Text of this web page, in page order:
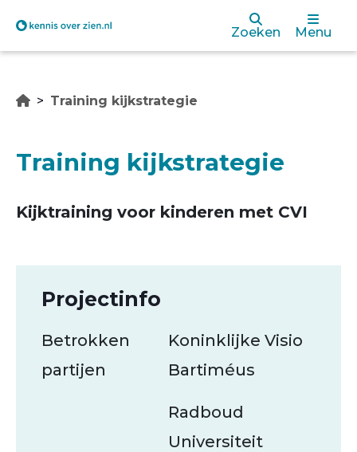
Overslaan
de
gaan
Zoeken Menu
Training kijkstrategie
Training kijkstrategie
Kijktraining voor kinderen met CVI
Projectinfo
Betrokken
partijen
Koninklijke Visio
Bartiméus
Radboud
Universiteit